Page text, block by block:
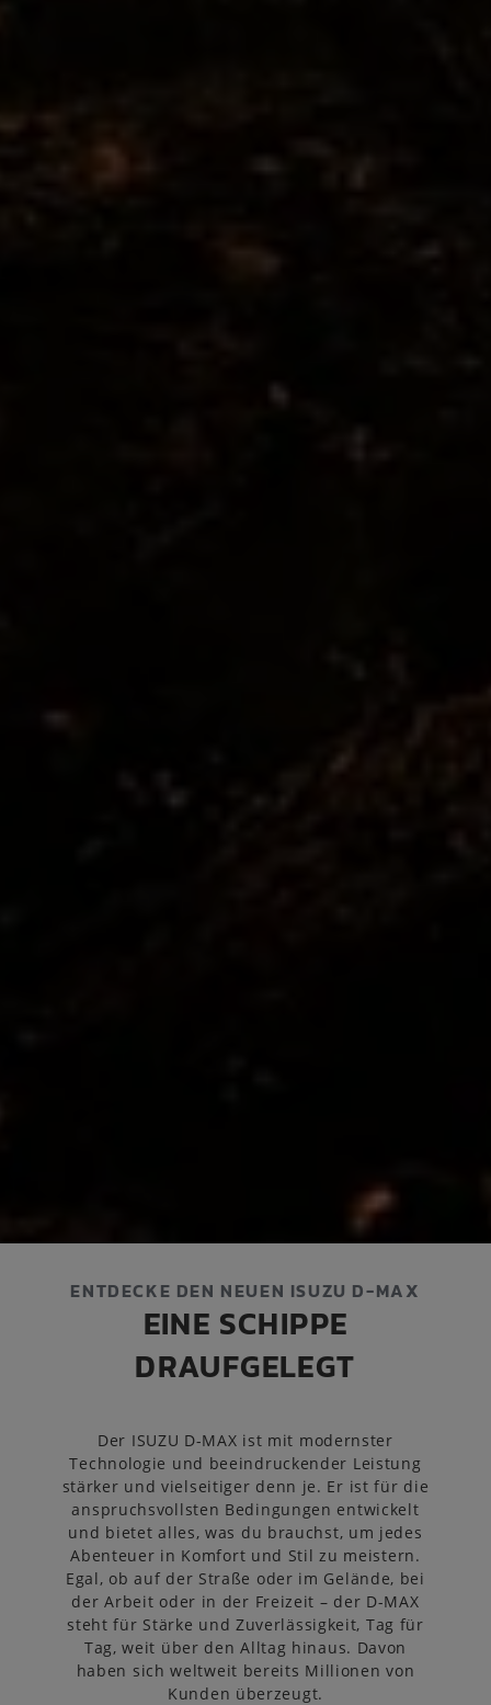
ENTDECKE DEN NEUEN ISUZU D-MAX
EINE SCHIPPE
DRAUFGELEGT
Der ISUZU D-MAX ist mit modernster
Technologie und beeindruckender Leistung
stärker und vielseitiger denn je. Er ist für die
anspruchsvollsten Bedingungen entwickelt
und bietet alles, was du brauchst, um jedes
Abenteuer in Komfort und Stil zu meistern.
Egal, ob auf der Straße oder im Gelände, bei
der Arbeit oder in der Freizeit – der D-MAX
steht für Stärke und Zuverlässigkeit, Tag für
Tag, weit über den Alltag hinaus. Davon
haben sich weltweit bereits Millionen von
Kunden überzeugt.